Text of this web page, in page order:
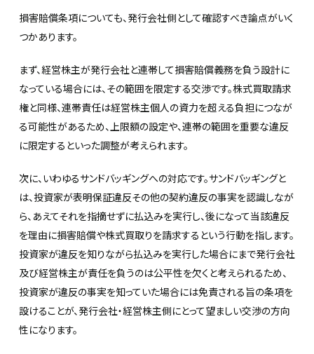
損害賠償条項についても、発行会社側として確認すべき論点がいく
つかあります。
まず、経営株主が発行会社と連帯して損害賠償義務を負う設計に
なっている場合には、その範囲を限定する交渉です。株式買取請求
権と同様、連帯責任は経営株主個人の資力を超える負担につなが
る可能性があるため、上限額の設定や、連帯の範囲を重要な違反
に限定するといった調整が考えられます。
次に、いわゆるサンドバッギングへの対応です。サンドバッギングと
は、投資家が表明保証違反その他の契約違反の事実を認識しなが
ら、あえてそれを指摘せずに払込みを実行し、後になって当該違反
を理由に損害賠償や株式買取りを請求するという行動を指します。
投資家が違反を知りながら払込みを実行した場合にまで発行会社
及び経営株主が責任を負うのは公平性を欠くと考えられるため、
投資家が違反の事実を知っていた場合には免責される旨の条項を
設けることが、発行会社・経営株主側にとって望ましい交渉の方向
性になります。